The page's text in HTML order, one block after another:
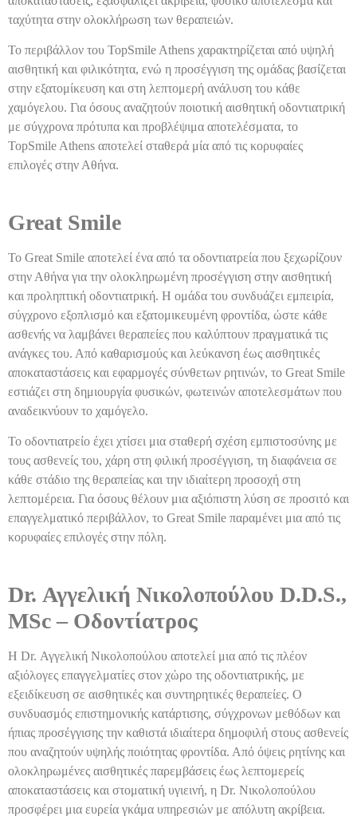
ταχύτητα στην ολοκλήρωση των θεραπειών.
Το περιβάλλον του TopSmile Athens χαρακτηρίζεται από υψηλή
αισθητική και φιλικότητα, ενώ η προσέγγιση της ομάδας βασίζεται
στην εξατομίκευση και στη λεπτομερή ανάλυση του κάθε
χαμόγελου. Για όσους αναζητούν ποιοτική αισθητική οδοντιατρική
με σύγχρονα πρότυπα και προβλέψιμα αποτελέσματα, το
TopSmile Athens αποτελεί σταθερά μία από τις κορυφαίες
επιλογές στην Αθήνα.
Great Smile
Το Great Smile αποτελεί ένα από τα οδοντιατρεία που ξεχωρίζουν
στην Αθήνα για την ολοκληρωμένη προσέγγιση στην αισθητική
και προληπτική οδοντιατρική. Η ομάδα του συνδυάζει εμπειρία,
σύγχρονο εξοπλισμό και εξατομικευμένη φροντίδα, ώστε κάθε
ασθενής να λαμβάνει θεραπείες που καλύπτουν πραγματικά τις
ανάγκες του. Από καθαρισμούς και λεύκανση έως αισθητικές
αποκαταστάσεις και εφαρμογές σύνθετων ρητινών, το Great Smile
εστιάζει στη δημιουργία φυσικών, φωτεινών αποτελεσμάτων που
αναδεικνύουν το χαμόγελο.
Το οδοντιατρείο έχει χτίσει μια σταθερή σχέση εμπιστοσύνης με
τους ασθενείς του, χάρη στη φιλική προσέγγιση, τη διαφάνεια σε
κάθε στάδιο της θεραπείας και την ιδιαίτερη προσοχή στη
λεπτομέρεια. Για όσους θέλουν μια αξιόπιστη λύση σε προσιτό και
επαγγελματικό περιβάλλον, το Great Smile παραμένει μια από τις
κορυφαίες επιλογές στην πόλη.
Dr. Αγγελική Νικολοπούλου D.D.S.,
MSc – Οδοντίατρος
Η Dr. Αγγελική Νικολοπούλου αποτελεί μια από τις πλέον
αξιόλογες επαγγελματίες στον χώρο της οδοντιατρικής, με
εξειδίκευση σε αισθητικές και συντηρητικές θεραπείες. Ο
συνδυασμός επιστημονικής κατάρτισης, σύγχρονων μεθόδων και
ήπιας προσέγγισης την καθιστά ιδιαίτερα δημοφιλή στους ασθενείς
που αναζητούν υψηλής ποιότητας φροντίδα. Από όψεις ρητίνης και
ολοκληρωμένες αισθητικές παρεμβάσεις έως λεπτομερείς
αποκαταστάσεις και στοματική υγιεινή, η Dr. Νικολοπούλου
προσφέρει μια ευρεία γκάμα υπηρεσιών με απόλυτη ακρίβεια.